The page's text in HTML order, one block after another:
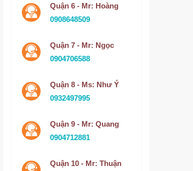
Quận 6 - Mr: Hoàng
0908648509
Quận 7 - Mr: Ngọc
0904706588
Quận 8 - Ms: Như Ý
0932497995
Quận 9 - Mr: Quang
0904712881
Quận 10 - Mr: Thuận